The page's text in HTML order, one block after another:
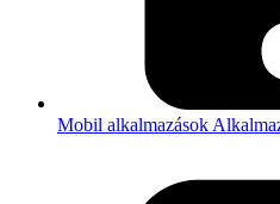
Mobil alkalmazások